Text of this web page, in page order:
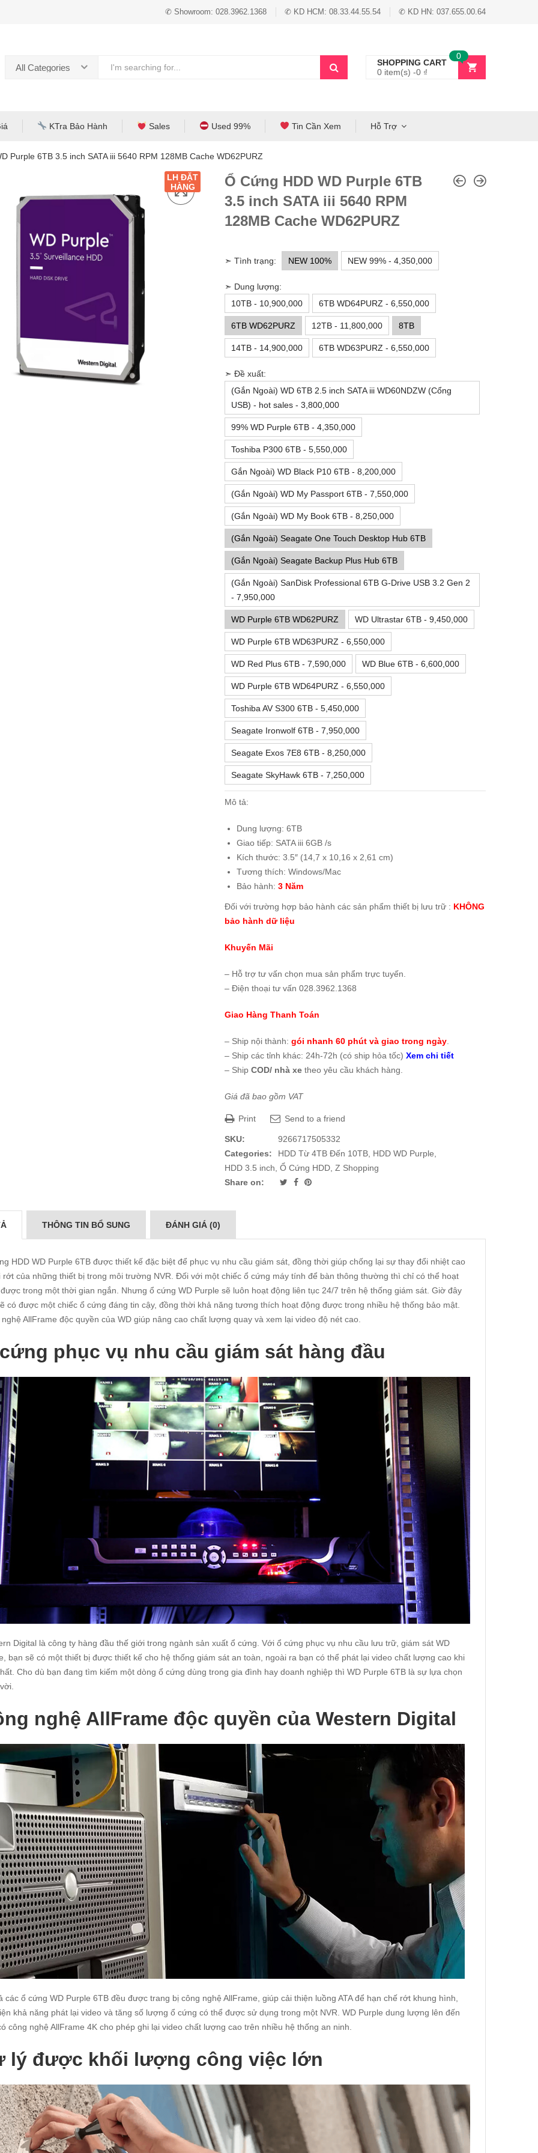
✆ Showroom: 028.3962.1368 ✆ KD HCM: 08.33.44.55.54 ✆ KD HN: 037.655.00.64
All Categories
SHOPPING CART
0 item(s) -0 ₫
0
KTra Bảo Hành Sales Used 99% Tin Cần Xem Hỗ Trợ
Purple 6TB 3.5 inch SATA iii 5640 RPM 128MB Cache WD62PURZ
LH ĐẶT
HÀNG
Ổ Cứng HDD WD Purple 6TB
3.5 inch SATA iii 5640 RPM
128MB Cache WD62PURZ
➣ Tình trạng: NEW 100% NEW 99% - 4,350,000
➣ Dung lượng:
10TB - 10,900,000
6TB WD64PURZ - 6,550,000
6TB WD62PURZ 12TB - 11,800,000 8TB
14TB - 14,900,000 6TB WD63PURZ - 6,550,000
➣ Đề xuất:
(Gắn Ngoài) WD 6TB 2.5 inch SATA iii WD60NDZW (Cổng
USB) - hot sales - 3,800,000
99% WD Purple 6TB - 4,350,000
Toshiba P300 6TB - 5,550,000
Gắn Ngoài) WD Black P10 6TB - 8,200,000
(Gắn Ngoài) WD My Passport 6TB - 7,550,000
(Gắn Ngoài) WD My Book 6TB - 8,250,000
(Gắn Ngoài) Seagate One Touch Desktop Hub 6TB
(Gắn Ngoài) Seagate Backup Plus Hub 6TB
(Gắn Ngoài) SanDisk Professional 6TB G-Drive USB 3.2 Gen 2
- 7,950,000
WD Purple 6TB WD62PURZ WD Ultrastar 6TB - 9,450,000
WD Purple 6TB WD63PURZ - 6,550,000
WD Red Plus 6TB - 7,590,000 WD Blue 6TB - 6,600,000
WD Purple 6TB WD64PURZ - 6,550,000
Toshiba AV S300 6TB - 5,450,000
Seagate Ironwolf 6TB - 7,950,000
Seagate Exos 7E8 6TB - 8,250,000
Seagate SkyHawk 6TB - 7,250,000
Mô tả:
Dung lượng: 6TB
Giao tiếp: SATA iii 6GB /s
Kích thước: 3.5″ (14,7 x 10,16 x 2,61 cm)
Tương thích: Windows/Mac
Bảo hành: 3 Năm
Đối với trường hợp bảo hành các sản phẩm thiết bị lưu trữ : KHÔNG
bảo hành dữ liệu
Khuyến Mãi
– Hỗ trợ tư vấn chọn mua sản phẩm trực tuyến.
– Điện thoại tư vấn 028.3962.1368
Giao Hàng Thanh Toán
– Ship nội thành: gói nhanh 60 phút và giao trong ngày
– Ship các tỉnh khác: 24h-72h (có ship hỏa tốc) Xem chi tiết
– Ship COD/ nhà xe theo yêu cầu khách hàng.
Giá đã bao gồm VAT
Print Send to a friend
SKU:
9266717505332
Categories:
HDD Từ 4TB Đến 10TB HDD WD Purple
HDD 3.5 inch Ổ Cứng HDD Z Shopping
Share on:
THÔNG TIN BỔ SUNG ĐÁNH GIÁ (0)
HDD WD Purple 6TB được thiết kế đặc biệt để phục vụ nhu cầu giám sát, đồng thời giúp chống lại sự thay đổi nhiệt cao
rớt của những thiết bị trong môi trường NVR. Đối với một chiếc ổ cứng máy tính để bàn thông thường thì chỉ có thể hoạt
trong một thời gian ngắn. Nhưng ổ cứng WD Purple sẽ luôn hoạt động liên tục 24/7 trên hệ thống giám sát. Giờ đây
có được một chiếc ổ cứng đáng tin cậy, đồng thời khả năng tương thích hoạt động được trong nhiều hệ thống bảo mật.
AllFrame độc quyền của WD giúp nâng cao chất lượng quay và xem lại video độ nét cao.
phục vụ nhu cầu giám sát hàng đầu
Digital là công ty hàng đầu thế giới trong ngành sản xuất ổ cứng. Với ổ cứng phục vụ nhu cầu lưu trữ, giám sát WD
bạn sẽ có một thiết bị được thiết kế cho hệ thống giám sát an toàn, ngoài ra bạn có thể phát lại video chất lượng cao khi
Cho dù bạn đang tìm kiếm một dòng ổ cứng dùng trong gia đình hay doanh nghiệp thì WD Purple 6TB là sự lựa chọn
nghệ AllFrame độc quyền của Western Digital
các ổ cứng WD Purple 6TB đều được trang bị công nghệ AllFrame, giúp cải thiện luồng ATA để hạn chế rớt khung hình,
khả năng phát lại video và tăng số lượng ổ cứng có thể được sử dụng trong một NVR. WD Purple dung lượng lên đến
công nghệ AllFrame 4K cho phép ghi lại video chất lượng cao trên nhiều hệ thống an ninh.
lý được khối lượng công việc lớn